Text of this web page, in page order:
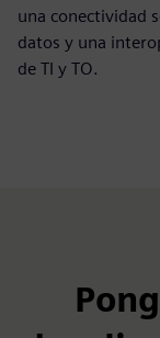
una conectividad
datos y una
de TI y TO.